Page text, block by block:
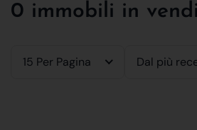
0 immobili in
15 Per Pagina Dal più